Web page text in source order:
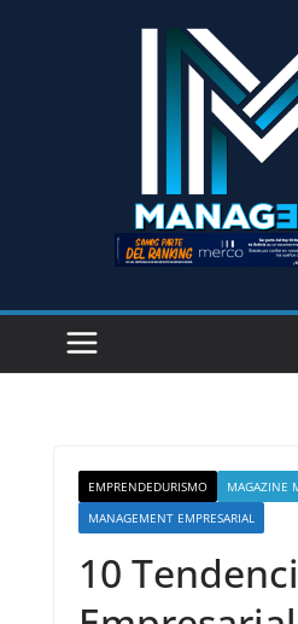
EMPRENDEDURISMO
MAGAZINE
MANAGEMENT EMPRESARIAL
10